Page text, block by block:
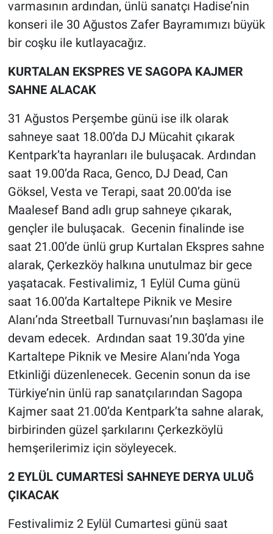
varmasının ardından, ünlü sanatçı Hadise’nin
konseri ile 30 Ağustos Zafer Bayramımızı büyük
bir coşku ile kutlayacağız.
KURTALAN EKSPRES VE SAGOPA KAJMER
SAHNE ALACAK
31 Ağustos Perşembe günü ise ilk olarak
sahneye saat 18.00’da DJ Mücahit çıkarak
Kentpark’ta hayranları ile buluşacak. Ardından
saat 19.00’da Raca, Genco, DJ Dead, Can
Göksel, Vesta ve Terapi, saat 20.00’da ise
Maalesef Band adlı grup sahneye çıkarak,
gençler ile buluşacak. Gecenin finalinde ise
saat 21.00’de ünlü grup Kurtalan Ekspres sahne
alarak, Çerkezköy halkına unutulmaz bir gece
yaşatacak. Festivalimiz, 1 Eylül Cuma günü
saat 16.00’da Kartaltepe Piknik ve Mesire
Alanı’nda Streetball Turnuvası’nın başlaması ile
devam edecek. Ardından saat 19.30’da yine
Kartaltepe Piknik ve Mesire Alanı’nda Yoga
Etkinliği düzenlenecek. Gecenin sonun da ise
Türkiye’nin ünlü rap sanatçılarından Sagopa
Kajmer saat 21.00’da Kentpark’ta sahne alarak,
birbirinden güzel şarkılarını Çerkezköylü
hemşerilerimiz için söyleyecek.
2 EYLÜL CUMARTESİ SAHNEYE DERYA ULUĞ
ÇIKACAK
Festivalimiz 2 Eylül Cumartesi günü saat